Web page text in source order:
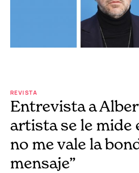
REVISTA
Entrevista a
artista se le mide
no me vale la
mensaje”